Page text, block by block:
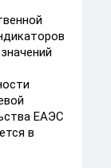
ЕАЭС
в